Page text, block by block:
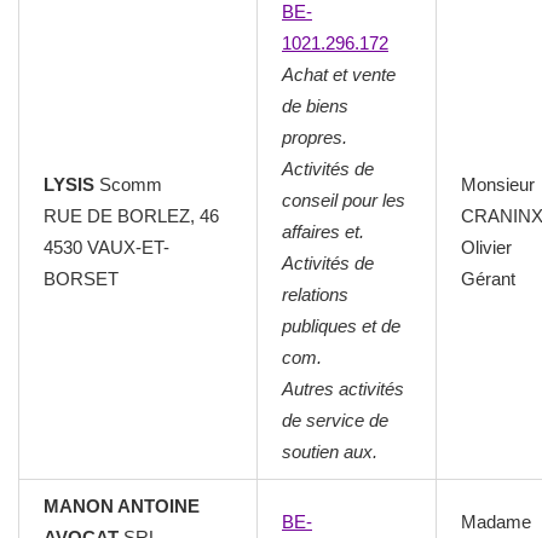
LYSIS Scomm
RUE DE BORLEZ, 46
4530 VAUX-ET-
BORSET
BE-
1021.296.172
Achat et vente
de biens
propres.
Activités de
conseil pour les
affaires et.
Activités de
relations
publiques et de
com.
Autres activités
de service de
soutien aux.
Monsieur
CRANINX
Olivier
Gérant
MANON ANTOINE
BE- Madame